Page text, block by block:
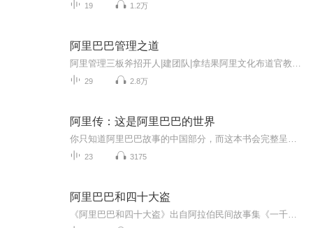
19 1.2万
阿里巴巴管理之道
29 2.8万
阿里传：这是阿里巴巴的世界
23 3175
阿里巴巴和四十大盗